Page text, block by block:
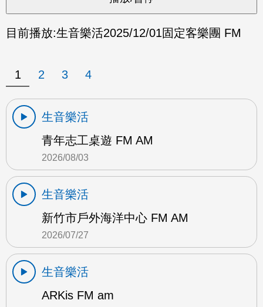
目前播放:生音樂活2025/12/01固定客樂團 FM
1 2 3 4
生音樂活
青年志工桌遊 FM AM
2026/08/03
生音樂活
新竹市戶外海洋中心 FM AM
2026/07/27
生音樂活
ARKis FM am